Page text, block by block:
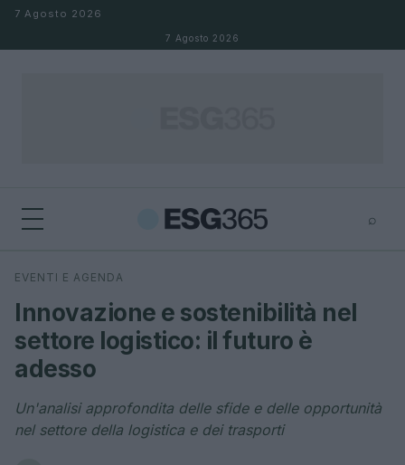
Salta al contenuto
7 Agosto 2026
7 Agosto 2026
⌕
Cerca
EVENTI E AGENDA
Innovazione e sostenibilità nel
settore logistico: il futuro è
adesso
Un'analisi approfondita delle sfide e delle opportunità
nel settore della logistica e dei trasporti